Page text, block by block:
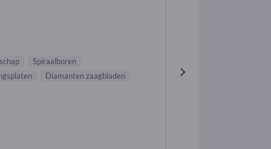
Spiraalboren
Diamanten zaagbladen